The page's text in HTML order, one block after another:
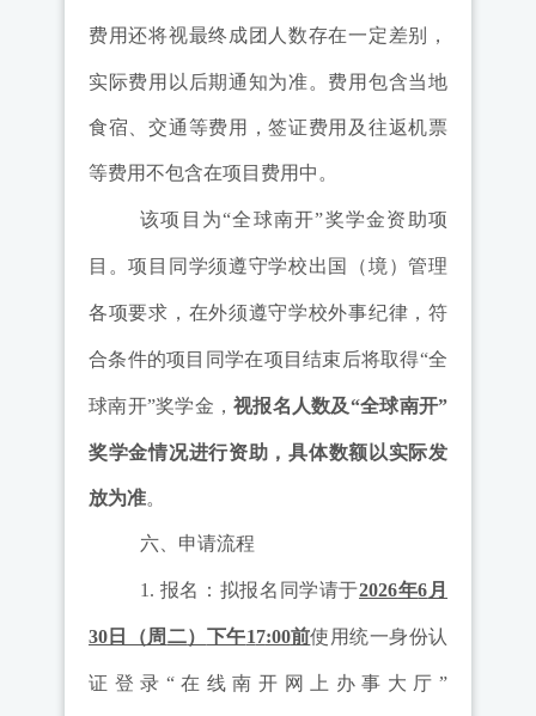
费用还将视最终成团人数存在一定差别，
实际费用以后期通知为准。 费用包含当地
食宿、交通等费用 ，签证费用及往返机票
等费用不包含在项目费用中。
该项目为“全球南开”奖学金资助项
目。项目同学须遵守学校出国（境）管理
各项要求，在外须遵守学校外事纪律，符
合条件的项目同学在项目结束后将取得“全
球南开”奖学金，视报名人数及“全球南开”
奖学金情况进行资助 ，具体数额 以实际发
放为准。
六、申请流程
1. 报名：拟报名同学请于2026年6 月
30 日（周二） 下午17:00前使用统一身份认
证登录 “在线南开网上办事大厅”